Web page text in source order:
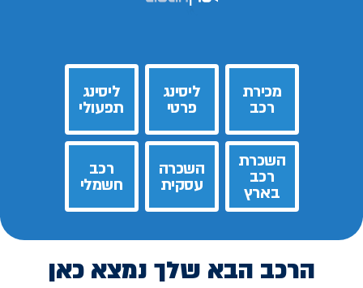
מכירת
רכב
ליסינג
פרטי
ליסינג
תפעולי
השכרת
רכב
בארץ
השכרה
עסקית
רכב
חשמלי
הרכב הבא שלך נמצא כאן